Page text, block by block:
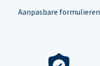
Aanpasbare formulieren